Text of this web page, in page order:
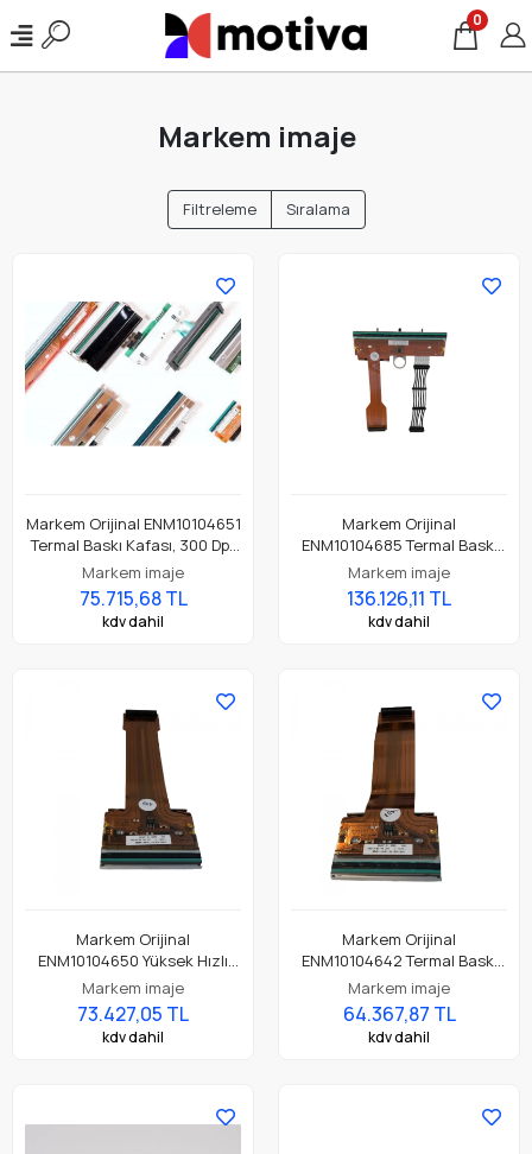
0
Markem imaje
Filtreleme Sıralama
Markem Orijinal ENM10104651
Termal Baskı Kafası, 300 Dpi.
X60 İçin Uygundur, X65 Yazıcı
Markem imaje
75.715,68 TL
kdv dahil
Markem Orijinal
ENM10104685 Termal Baskı
Kafası, 300 Dpi. X60 Yazıcı
İçin Uygundur.
Markem imaje
136.126,11 TL
kdv dahil
Markem Orijinal
ENM10104650 Yüksek Hızlı
Termal Baskı Kafası, 300 Dpi.
X60 / X65 Yazıcı İçin Uyar.
Markem imaje
73.427,05 TL
kdv dahil
Markem Orijinal
ENM10104642 Termal Baskı
Kafası, 300 Dpi. X40 / X45 /
SD5 Yazıcı İçin Uygundur.
Markem imaje
64.367,87 TL
kdv dahil